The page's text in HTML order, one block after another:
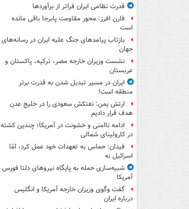
قدرت نظامی ایران فراتر از برآوردها
فارن افرز: محور مقاومت پابرجا باقی مانده
است
بازتاب پیامدهای جنگ علیه ایران در رسانه‌های
جهان
نشست وزیران خارجه مصر، ترکیه، پاکستان و
عربستان
ایران در مسیر تبدیل شدن به قدرت برتر
منطقه است!
ارتش یمن: نفتکش سعودی را در خلیج عدن
هدف قرار دادیم
ادامه ناامنی و خشونت در آمریکا؛ چندین کشته
در کارولینای شمالی
فیدان: حماس به تعهدات خود عمل کرد، امّا
اسرائیل نه
شبیه‌سازی حمله به پایگاه نیروهای دلتا فورس
آمریکا
گفت وگوی وزیران خارجه آمریکا و انگلیس
درباره ایران